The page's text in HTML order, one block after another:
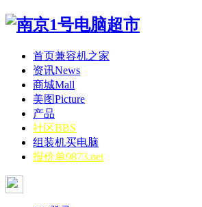
首页兼容机之家
资讯News
商城Mall
美图Picture
产品
社区BBS
组装机买电脑
报价单9873.net